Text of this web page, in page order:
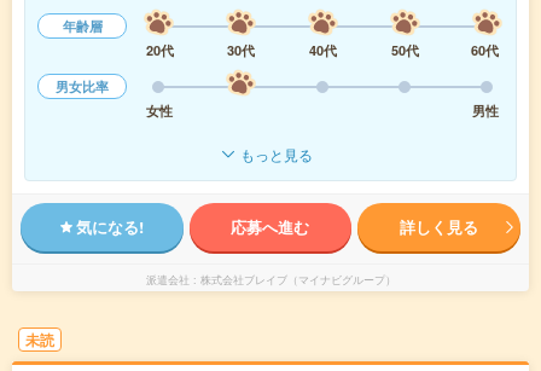
年齢層
20代
30代 40代 50代
60代
男女比率
女性
男性
もっと見る
気になる! 応募へ進む 詳しく見る
派遣会社 株式会社ブレイブ（マイナビグループ）
未読